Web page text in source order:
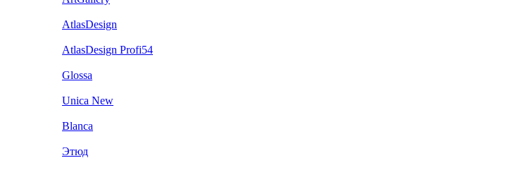
AtlasDesign
AtlasDesign Profi54
Glossa
Unica New
Blanca
Этюд